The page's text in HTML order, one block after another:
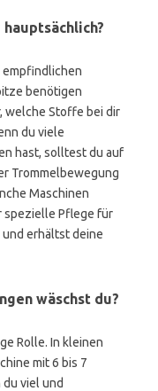
empfindlichen
benötigen
welche Stoffe bei dir
du viele
hast, solltest du auf
Trommelbewegung
Maschinen
spezielle Pflege für
und erhältst deine
wäschst du?
Rolle. In kleinen
mit 6 bis 7
du viel und